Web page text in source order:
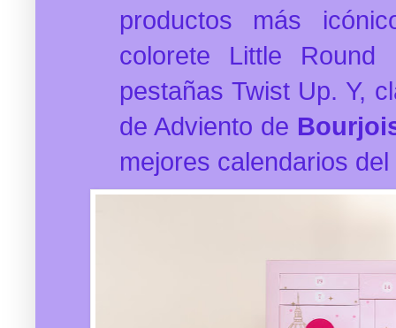
productos más
colorete Little
pestañas Twist Up. Y,
de Adviento de
mejores calendarios